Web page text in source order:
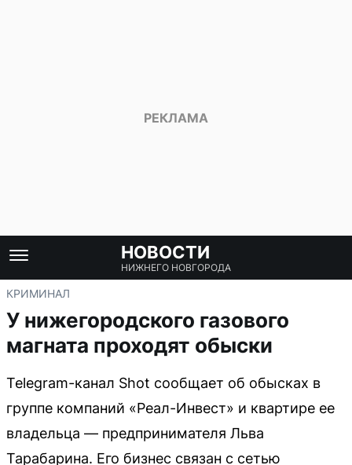
НОВОСТИ
НИЖНЕГО НОВГОРОДА
КРИМИНАЛ
У нижегородского газового
магната проходят обыски
Telegram-канал Shot сообщает об обысках в
группе компаний «Реал-Инвест» и квартире ее
владельца — предпринимателя Льва
Тарабарина. Его бизнес связан с сетью